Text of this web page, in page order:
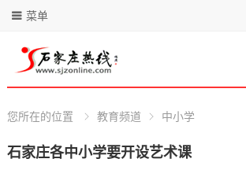
菜单
您所在的位置 教育频道 中小学
石家庄各中小学要开设艺术课